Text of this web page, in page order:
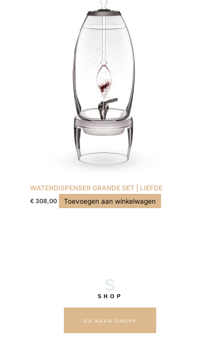
WATERDISPENSER GRANDE SET | LIEFDE
€ 308,00 Toevoegen aan winkelwagen
S
SHOP
GA NAAR SHOP